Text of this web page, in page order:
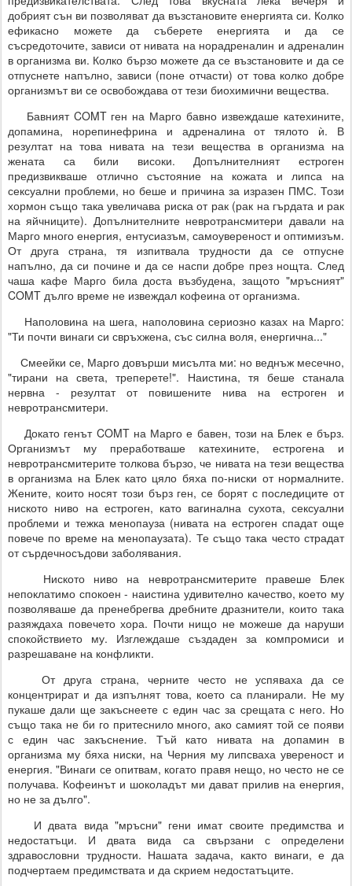
добрият сън ви позволяват да възстановите енергията си. Колко
ефикасно можете да съберете енергията и да се
съсредоточите, зависи от нивата на норадреналин и адреналин
в организма ви. Колко бързо можете да се възстановите и да се
отпуснете напълно, зависи (поне отчасти) от това колко добре
организмът ви се освобождава от тези биохимични вещества.
Бавният COMT ген на Марго бавно извеждаше катехините,
допамина, норепинефрина и адреналина от тялото ѝ. В
резултат на това нивата на тези вещества в организма на
жената са били високи. Допълнителният естроген
предизвикваше отлично състояние на кожата и липса на
сексуални проблеми, но беше и причина за изразен ПМС. Този
хормон също така увеличава риска от рак (рак на гърдата и рак
на яйчниците). Допълнителните невротрансмитери давали на
Марго много енергия, ентусиазъм, самоувереност и оптимизъм.
От друга страна, тя изпитвала трудности да се отпусне
напълно, да си почине и да се наспи добре през нощта. След
чаша кафе Марго била доста възбудена, защото "мръсният"
COMT дълго време не извеждал кофеина от организма.
Наполовина на шега, наполовина сериозно казах на Марго:
"Ти почти винаги си свръхжена, със силна воля, енергична..."
Смеейки се, Марго довърши мисълта ми: но веднъж месечно,
"тирани на света, треперете!". Наистина, тя беше станала
нервна - резултат от повишените нива на естроген и
невротрансмитери.
Докато генът COMT на Марго е бавен, този на Блек е бърз.
Организмът му преработваше катехините, естрогена и
невротрансмитерите толкова бързо, че нивата на тези вещества
в организма на Блек като цяло бяха по-ниски от нормалните.
Жените, които носят този бърз ген, се борят с последиците от
ниското ниво на естроген, като вагинална сухота, сексуални
проблеми и тежка менопауза (нивата на естроген спадат още
повече по време на менопаузата). Те също така често страдат
от сърдечносъдови заболявания.
Ниското ниво на невротрансмитерите правеше Блек
непоклатимо спокоен - наистина удивително качество, което му
позволяваше да пренебрегва дребните дразнители, които така
разяждаха повечето хора. Почти нищо не можеше да наруши
спокойствието му. Изглеждаше създаден за компромиси и
разрешаване на конфликти.
От друга страна, черните често не успяваха да се
концентрират и да изпълнят това, което са планирали. Не му
пукаше дали ще закъснеете с един час за срещата с него. Но
също така не би го притеснило много, ако самият той се появи
с един час закъснение. Тъй като нивата на допамин в
организма му бяха ниски, на Черния му липсваха увереност и
енергия. "Винаги се опитвам, когато правя нещо, но често не се
получава. Кофеинът и шоколадът ми дават прилив на енергия,
но не за дълго".
И двата вида "мръсни" гени имат своите предимства и
недостатъци. И двата вида са свързани с определени
здравословни трудности. Нашата задача, както винаги, е да
подчертаем предимствата и да скрием недостатъците.